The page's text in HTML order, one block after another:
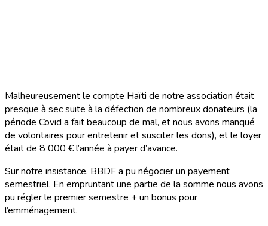
Malheureusement le compte Haïti de notre association était
presque à sec suite à la défection de nombreux donateurs (la
période Covid a fait beaucoup de mal, et nous avons manqué
de volontaires pour entretenir et susciter les dons), et le loyer
était de 8 000 € l’année à payer d’avance.
Sur notre insistance, BBDF a pu négocier un payement
semestriel. En empruntant une partie de la somme nous avons
pu régler le premier semestre + un bonus pour
l’emménagement.